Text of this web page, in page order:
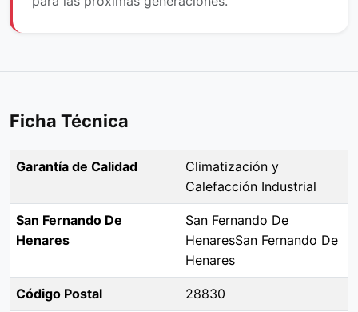
Ficha Técnica
Garantía de Calidad
Climatización y
Calefacción Industrial
San Fernando De
Henares
San Fernando De
HenaresSan Fernando De
Henares
Código Postal 28830